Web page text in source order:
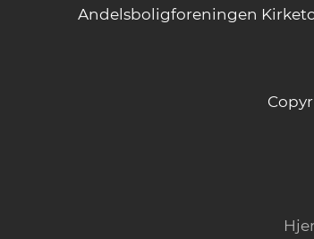
Andelsboligforeningen